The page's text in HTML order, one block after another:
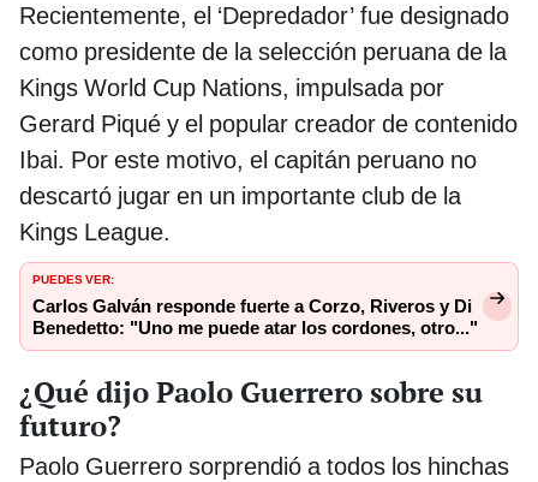
Recientemente, el ‘Depredador’ fue designado
como presidente de la selección peruana de la
Kings World Cup Nations, impulsada por
Gerard Piqué y el popular creador de contenido
Ibai. Por este motivo, el capitán peruano no
descartó jugar en un importante club de la
Kings League.
PUEDES VER:
Carlos Galván responde fuerte a Corzo, Riveros y Di
Benedetto: "Uno me puede atar los cordones, otro..."
¿Qué dijo Paolo Guerrero sobre su
futuro?
Paolo Guerrero sorprendió a todos los hinchas